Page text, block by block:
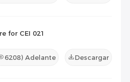
for CEI 021
6208) Adelante Descargar